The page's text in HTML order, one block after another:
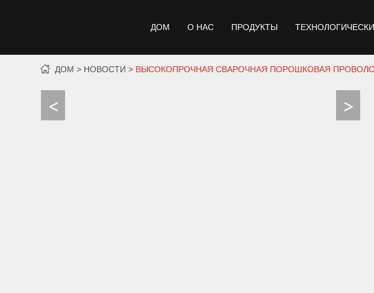
ДОМ О НАС ПРОДУКТЫ
ДОМ НОВОСТИ ВЫСОКОПРОЧНАЯ СВАРОЧНАЯ ПОРОШКОВАЯ